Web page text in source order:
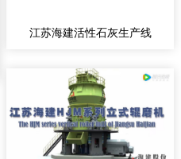
江苏海建活性石灰生产线